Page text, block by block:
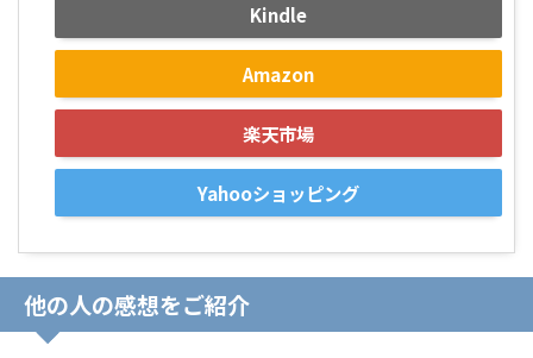
Kindle
Amazon
楽天市場
Yahooショッピング
他の人の感想をご紹介